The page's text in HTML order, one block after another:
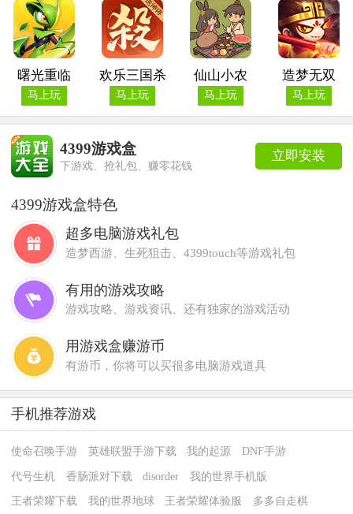
曙光重临
马上玩
欢乐三国杀
马上玩
仙山小农
马上玩
造梦无双
马上玩
立即安装
4399游戏盒
下游戏、抢礼包、赚零花钱
4399游戏盒特色
超多电脑游戏礼包
造梦西游、生死狙击、4399touch等游戏礼包
有用的游戏攻略
游戏攻略、游戏资讯、还有独家的游戏活动
用游戏盒赚游币
有游币，你将可以买很多电脑游戏道具
手机推荐游戏
使命召唤手游 英雄联盟手游下载 我的起源 DNF手游
代号生机 香肠派对下载 disorder 我的世界手机版
王者荣耀下载 我的世界地球 王者荣耀体验服 多多自走棋